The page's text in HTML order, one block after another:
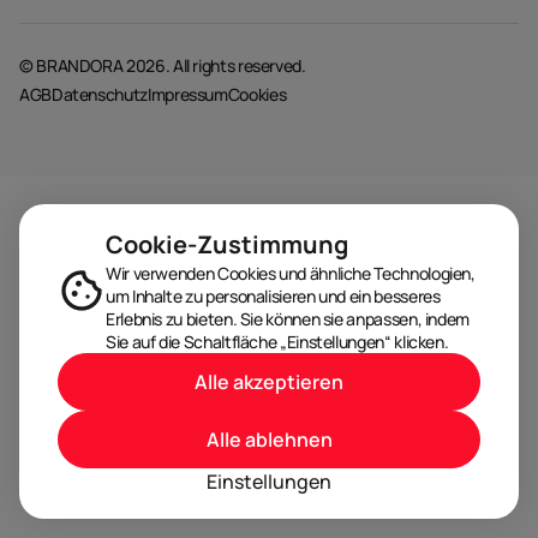
© BRANDORA 2026. All rights reserved.
AGBDatenschutzImpressumCookies
Cookie-Zustimmung
Wir verwenden Cookies und ähnliche Technologien,
um Inhalte zu personalisieren und ein besseres
Erlebnis zu bieten. Sie können sie anpassen, indem
Sie auf die Schaltfläche „Einstellungen“ klicken.
Einstellungen
Alle ablehnen
Alle akzeptieren